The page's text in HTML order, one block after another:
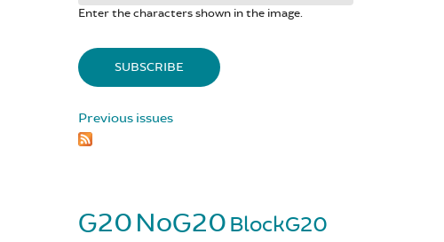
Enter the characters shown in the image.
Previous issues
G20NoG20 BlockG20